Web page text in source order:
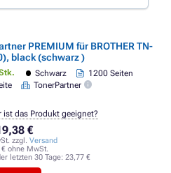
PREMIUM für BROTHER TN-
black (schwarz )
Schwarz
1200 Seiten
TonerPartner
€
zzgl. Versand
€ ohne MwSt.
letzten 30 Tage: 23,77 €
ist das Produkt geeignet?